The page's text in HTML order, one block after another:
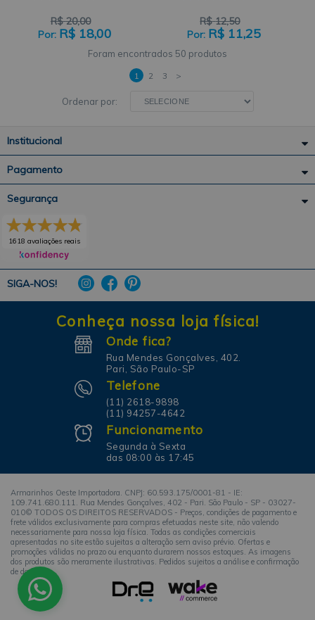
R$ 20,00
R$ 18,00
R$ 12,50
R$ 11,25
50 produtos
Ordenar por:
1 2 3 >
Institucional
Pagamento
SIGA-NOS!
Segurança
1618 avaliações reais
Conheça nossa loja física!
Onde fica?
Rua Mendes Gonçalves, 402.
Pari, São Paulo-SP
Telefone
(11) 2618-9898
(11) 94257-4642
Funcionamento
Segunda à Sexta
das 08:00 às 17:45
Armarinhos Oeste Importadora. CNPJ: 60.593.175/0001-81 - IE:
109.741.680.111. Rua Mendes Gonçalves, 402 - Pari. São Paulo - SP - 03027-
010© TODOS OS DIREITOS RESERVADOS - Preços, condições de pagamento e
frete válidos exclusivamente para compras efetuadas neste site, não valendo
necessariamente para nossa loja física. Todas as condições comerciais
apresentadas no site estão sujeitas a alteração sem aviso prévio. Ofertas e
promoções válidas no prazo ou enquanto durarem nossos estoques. As imagens
dos produtos são meramente ilustrativas. Pedidos sujeitos a análise e confirmação
de dados.